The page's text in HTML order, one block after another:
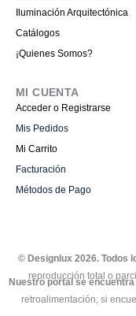
Iluminación Arquitectónica
Catálogos
¡Quienes Somos?
MI CUENTA
Acceder o Registrarse
Mis Pedidos
Mi Carrito
Facturación
Métodos de Pago
© Designlux 2026. Todos
reproducción total o
Nuestro portal se
retroalimentación; si